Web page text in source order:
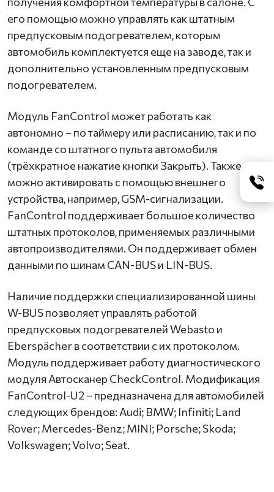
его помощью можно управлять как штатным
предпусковым подогревателем, которым
автомобиль комплектуется еще на заводе, так и
дополнительно установленным предпусковым
подогревателем.
Модуль FanControl может работать как
автономно – по таймеру или расписанию, так и по
команде со штатного пульта автомобиля
(трёхкратное нажатие кнопки Закрыть). Также его
можно активировать с помощью внешнего
устройства, например, GSM-сигнализации.
FanControl поддерживает большое количество
штатных протоколов, применяемых различными
автопроизводителями. Он поддерживает обмен
данными по шинам CAN-BUS и LIN-BUS.
Наличие поддержки специализированной шины
W-BUS позволяет управлять работой
предпусковых подогревателей Webasto и
Eberspächer в соответствии с их протоколом.
Модуль поддерживает работу диагностического
модуля Автосканер CheckControl. Модификация
FanControl-U2 – предназначена для автомобилей
следующих брендов: Audi; BMW; Infiniti; Land
Rover; Mercedes-Benz; MINI; Porsche; Skoda;
Volkswagen; Volvo; Seat.